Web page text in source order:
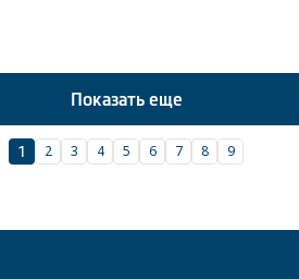
Показать еще
1 2 3 4 5 6 7 8 9